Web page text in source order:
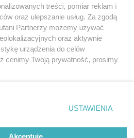
dzisiaj
regulamin korzystania z portali
Skontakuj sięz nami
Kontakt
Wydawca
Pogoda
treści, pomiar reklam i
oraz ulepszanie usług. Za zgodą
Partnerzy możemy używać
oraz aktywnie
urządzenia do celów
cenimy Twoją prywatność, prosimy
się w lewym dolnym rogu strony
danych nie wymagają
masz prawo sprzeciwić się
Preferencje będą miały
USTAWIENIA
Akceptuję